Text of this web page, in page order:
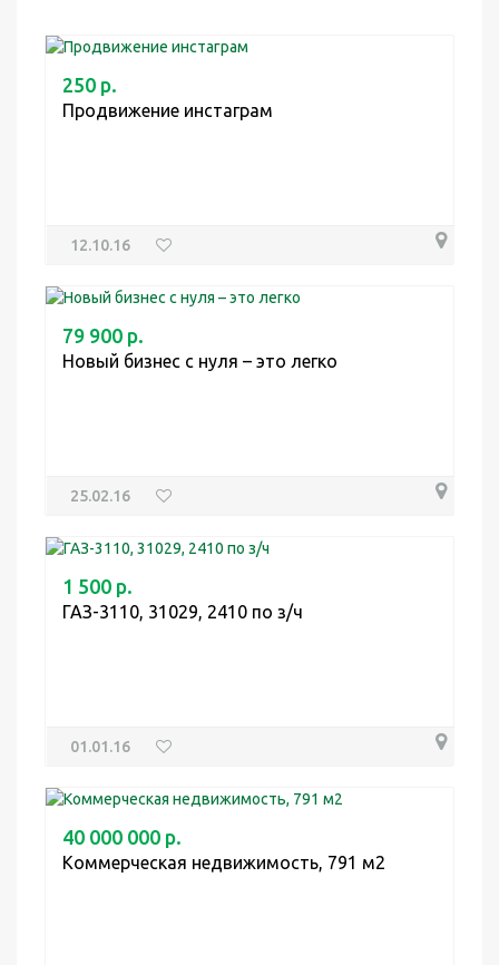
250 р.
Продвижение инстаграм
12.10.16
79 900 р.
Новый бизнес с нуля – это легко
25.02.16
1 500 р.
ГАЗ-3110, 31029, 2410 по з/ч
01.01.16
40 000 000 р.
Коммерческая недвижимость, 791 м2